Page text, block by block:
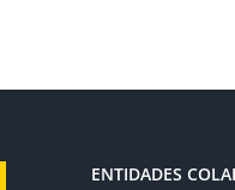
ENTIDADES